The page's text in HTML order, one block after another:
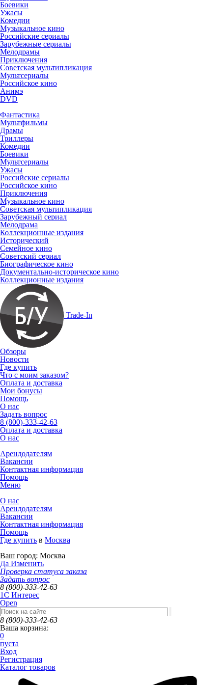
Боевики
Ужасы
Комедии
Музыкальное кино
Российские сериалы
Зарубежные сериалы
Мелодрамы
Приключения
Советская мультипликация
Мультсериалы
Российское кино
Анимэ
DVD
Фантастика
Мультфильмы
Драмы
Триллеры
Комедии
Боевики
Мультсериалы
Ужасы
Российские сериалы
Российское кино
Приключения
Музыкальное кино
Советская мультипликация
Зарубежный сериал
Мелодрама
Коллекционные издания
Исторический
Семейное кино
Советский сериал
Биографическое кино
Документально-историческое кино
Коллекционные издания
Trade-In
Обзоры
Новости
Где купить
Что с моим заказом?
Оплата и доставка
Мои бонусы
Помощь
О нас
Задать вопрос
8 (800)-333-42-63
Оплата и доставка
О нас
Арендодателям
Вакансии
Контактная информация
Помощь
Меню
О нас
Арендодателям
Вакансии
Контактная информация
Помощь
Где купить в Москва
Ваш город: Москва
Да Изменить
Проверка статуса заказа
Задать вопрос
8 (800)-333-42-63
1C Интерес
Open
8 (800)-333-42-63
Ваша корзина:
0
пуста
Вход
Регистрация
Каталог товаров